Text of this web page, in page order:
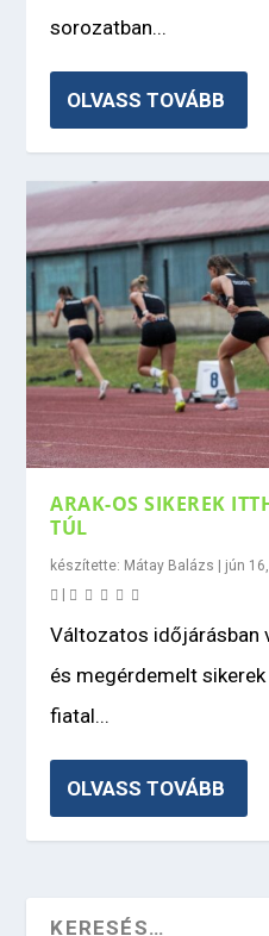
sorozatban...
OLVASS TOVÁBB
ARAK-OS SIKEREK
TÚL
készítette: Mátay Balázs jún
Változatos időjárásban
és megérdemelt
fiatal...
OLVASS TOVÁBB